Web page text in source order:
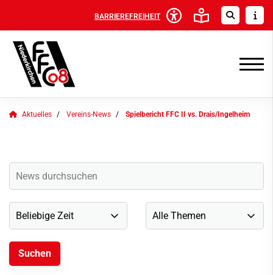
BARRIEREFREIHEIT
Aktuelles Vereins-News Spielbericht FFC II vs. Drais/Ingelheim